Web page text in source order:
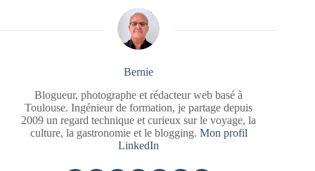
Bernie
Blogueur, photographe et rédacteur web basé à
Toulouse. Ingénieur de formation, je partage depuis
2009 un regard technique et curieux sur le voyage, la
culture, la gastronomie et le blogging. Mon profil
LinkedIn